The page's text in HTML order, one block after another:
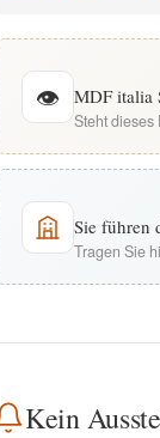
👁 MDF italia
Steht dieses
Sie führen
Tragen Sie
Kein